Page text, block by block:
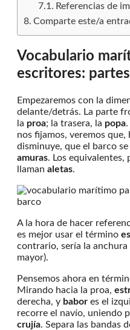
Referencias de
Comparte este/a
Vocabulario
escritores:
Empezaremos con la
delante/detrás. La parte
la proa; la trasera, la popa
nos fijamos, veremos que,
disminuye, que el barco
amuras. Los equivalentes,
llaman aletas.
A la hora de hacer
es mejor usar el término
contrario, sería la anchura
mayor).
Pensemos ahora en
Mirando hacia la proa,
derecha, y babor es el
recorre el navío, uniendo
crujía. Separa las bandas